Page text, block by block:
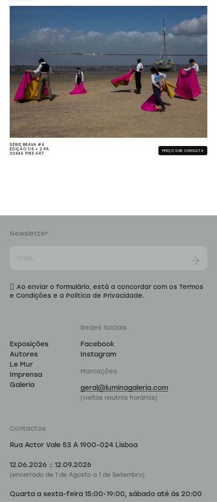
SÉRIE BRAVA #4
EDIÇÃO 1/5 + 2 PA
30X45 FINE ART
PREÇO SOB CONSULTA
Newsletter
Ao enviar o formulário, está a concordar com os Termos
e Condições e a Política de Privacidade.
Exposições
Autores
Le Mur
Imprensa
Galeria
Redes Sociais
Facebook
Instagram
Marcações
geral@luminagaleria.com
(visitas noutros horários)
Contactos
Rua Actor Vale 53 A 1900-024 Lisboa
12.06.2026 :: 12.09.2026
(encerrado de 1 de Agosto a 1 de Setembro)
Quarta a sexta-feira 15:00-19:00, sábado até às 20:00